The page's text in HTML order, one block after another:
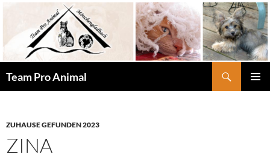
springen
Team Pro Animal
ZUHAUSE GEFUNDEN 2023
ZINA